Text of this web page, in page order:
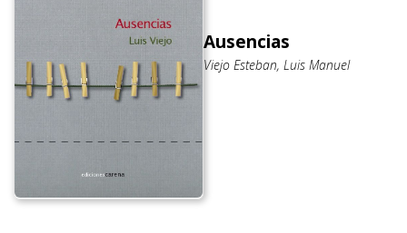
Ausencias
Viejo Esteban, Luis Manuel